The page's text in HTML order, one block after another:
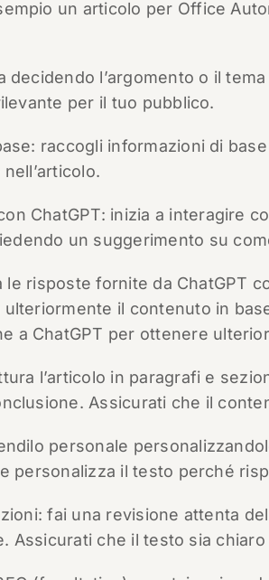
un articolo per Office
decidendo l’argomento o il
per il tuo pubblico.
raccogli informazioni di
ChatGPT: inizia a interagire
un suggerimento su
le risposte fornite da ChatGPT
ulteriormente il contenuto in
a ChatGPT per ottenere
l’articolo in paragrafi e
Assicurati che il
personale
personalizza il testo perché
fai una revisione attenta
Assicurati che il testo sia